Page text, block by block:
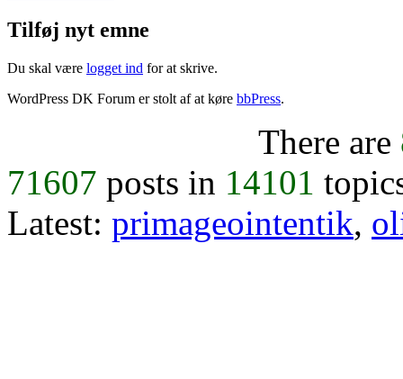
Tilføj nyt emne
Du skal være logget ind for at skrive.
WordPress DK Forum er stolt af at køre bbPress.
There are
71607 posts in 14101
Latest: primageointentik,